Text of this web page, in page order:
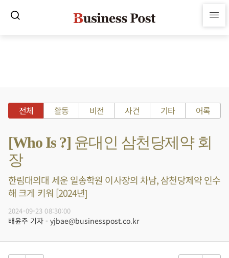
전체 활동 비전 사건 기타 어록
[Who Is ?] 윤대인 삼천당제약 회
장
한림대의대 세운 일송학원 이사장의 차남, 삼천당제약 인수
해 크게 키워 [2024년]
2024-09-23 08:30:00
배윤주 기자 - yjbae@businesspost.co.kr